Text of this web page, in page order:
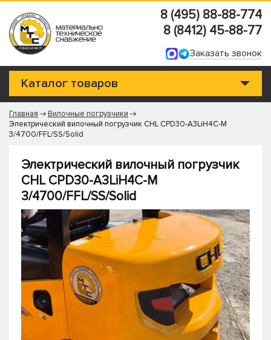
8 (495) 88-88-774
8 (8412) 45-88-77
Заказать звонок
Каталог товаров
Главная
Вилочные погрузчики
Электрический вилочный погрузчик CHL CPD30-A3LiH4C-M
3/4700/FFL/SS/Solid
Электрический вилочный погрузчик
CHL CPD30-A3LiH4C-M
3/4700/FFL/SS/Solid